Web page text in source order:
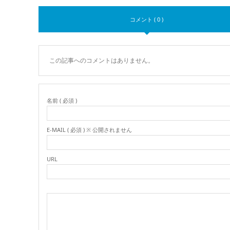
コメント ( 0 )
この記事へのコメントはありません。
名前 ( 必須 )
E-MAIL ( 必須 ) ※ 公開されません
URL